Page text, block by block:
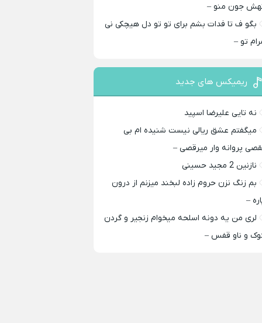
جون منو –
بگو ف تا فدات بشم برای تو تو دل هیچکی نی
تو –
ریمیکس های جدید
نه تایی علیرضا اسپید
میگفتم عشق ریالی نیست شنیده ام بی
پروانه وار میرقصی –
نازنین 2 مجید حسینی
بم زنگ نزن حروم زاده لبخند میزنم از درون
–
لری من یه دونه اسلحه میخوام زﻧﺠﻴﺮ و ﮔﺮدن
و ﻧﺎو ﻗﻔﺲ –